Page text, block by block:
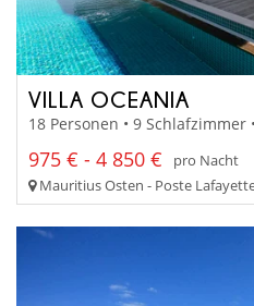
VILLA OCEANIA
18 Personen • 9 Schlafzimmer
975 € - 4 850 €
pro Nacht
Mauritius Osten - Poste